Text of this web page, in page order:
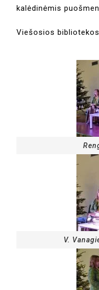
kalėdinėmis
Viešosios
V.